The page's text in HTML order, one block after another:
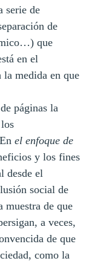
serie de
de
que
en el
la medida en que
páginas la
el enfoque de
y los fines
desde el
social de
muestra de que
a veces,
de que
como la